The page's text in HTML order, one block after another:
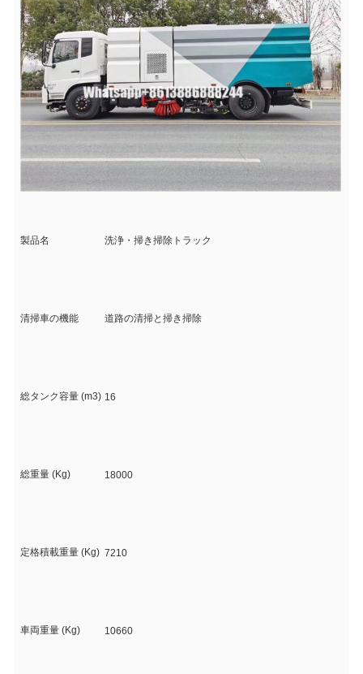
製品名 洗浄・掃き掃除トラック
清掃車の機能 道路の清掃と掃き掃除
総タンク容量 (m3) 16
総重量 (Kg) 18000
定格積載重量 (Kg) 7210
車両重量 (Kg) 10660